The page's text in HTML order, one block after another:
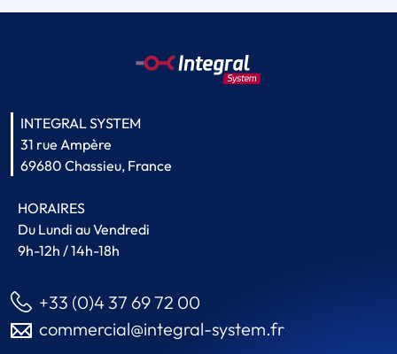
INTEGRAL SYSTEM
31 rue Ampère
69680 Chassieu, France
HORAIRES
Du Lundi au Vendredi
9h-12h / 14h-18h
+33 (0)4 37 69 72 00
commercial@integral-system.fr